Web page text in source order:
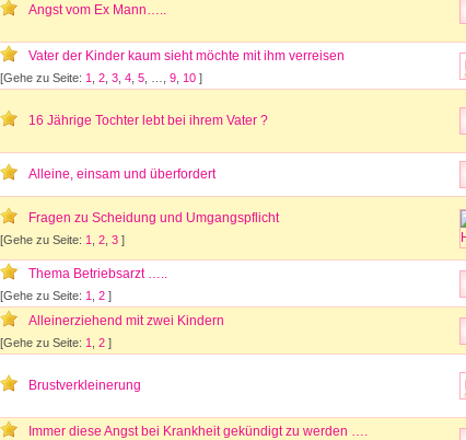
Angst vom Ex Mann…..
Vater der Kinder kaum sieht möchte mit ihm verreisen
[Gehe zu Seite: 1 2 3 4 5 9 10 ]
16 Jährige Tochter lebt bei ihrem Vater ?
Alleine, einsam und überfordert
Fragen zu Scheidung und Umgangspflicht
[Gehe zu Seite: 1 2 3 ]
Thema Betriebsarzt …..
[Gehe zu Seite: 1 2 ]
Alleinerziehend mit zwei Kindern
[Gehe zu Seite: 1 2 ]
Brustverkleinerung
Immer diese Angst bei Krankheit gekündigt zu werden ….